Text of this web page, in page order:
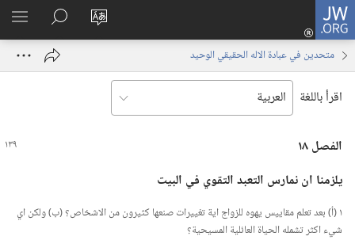
JW.ORG
تغيير
الموقع
تسجيل
الدخول
نافذة
البحث
في
JW.‎ORG
متحدين في عبادة الاله الحقيقي الوحيد
اقرأ باللغة
الفصل ١٨
يلزمنا ان نمارس التعبد التقوي في البيت
١ (‏أ)‏ بعد تعلم مقاييس يهوه للزواج اية تغييرات صنعها كثيرون من الاشخاص؟‏ (‏ب)‏ ولكن اي
شيء اكثر تشمله الحياة العائلية المسيحية؟‏